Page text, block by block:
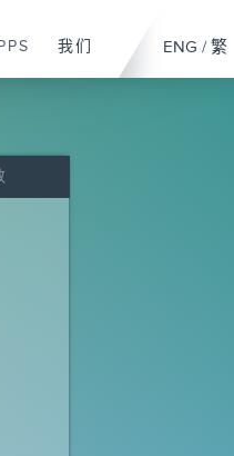
ENG / 繁
我们